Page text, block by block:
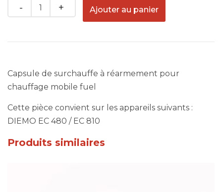
Quantity
Ajouter au panier
Capsule de surchauffe à réarmement pour
chauffage mobile fuel
Cette pièce convient sur les appareils suivants :
DIEMO EC 480 / EC 810
Produits similaires